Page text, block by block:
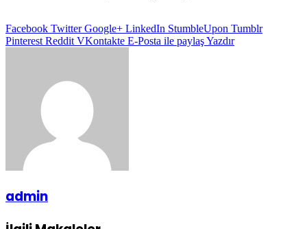
Facebook Twitter Google+ LinkedIn StumbleUpon Tumblr
Pinterest Reddit VKontakte E-Posta ile paylaşYazdır
admin